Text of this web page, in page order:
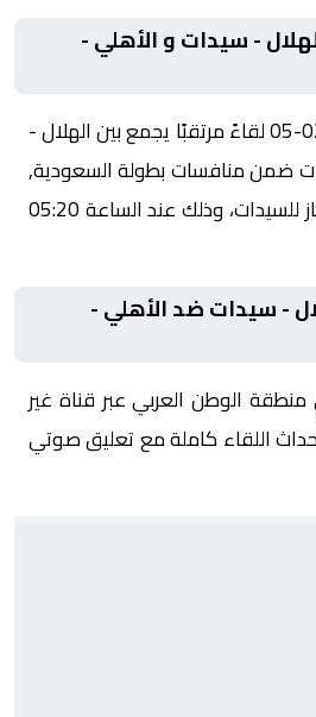
- سيدات و الأهلي -
يستضيف اليوم 2026-02-05 لقاءً مرتقبًا يجمع بين الهلال -
ضمن منافسات بطولة السعودية,
الدوري السعودي الممتاز للسيدات، وذلك عند الساعة 05:20
- سيدات ضد الأهلي -
منطقة الوطن العربي عبر قناة غير
اللقاء كاملة مع تعليق صوتي